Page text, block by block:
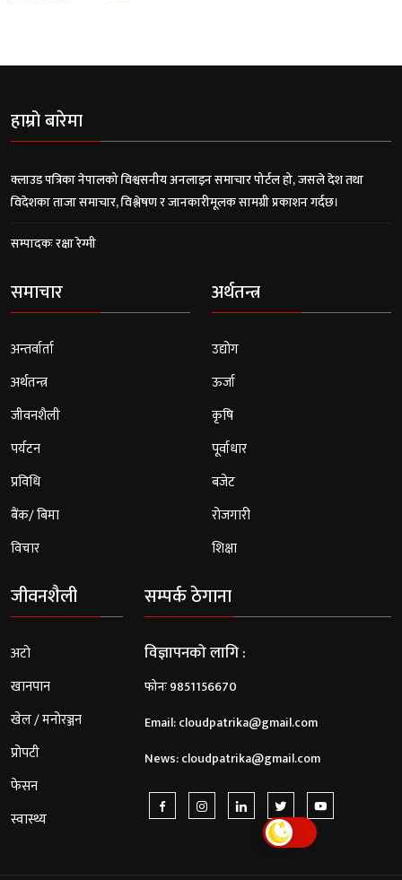
हाम्रो बारेमा
क्लाउड पत्रिका नेपालको विश्वसनीय अनलाइन समाचार पोर्टल हो, जसले देश तथा
विदेशका ताजा समाचार, विश्लेषण र जानकारीमूलक सामग्री प्रकाशन गर्दछ।
सम्पादकः रक्षा रेग्मी
समाचार
अन्तर्वार्ता
अर्थतन्त्र
जीवनशैली
पर्यटन
प्रविधि
बैंक/ बिमा
विचार
अर्थतन्त्र
उद्योग
ऊर्जा
कृषि
पूर्वाधार
बजेट
रोजगारी
शिक्षा
जीवनशैली
अटो
खानपान
खेल / मनोरञ्जन
प्रोपटी
फेसन
स्वास्थ्य
सम्पर्क ठेगाना
विज्ञापनको लागि :
फोनः 9851156670
Email:cloudpatrika@gmail.com
News:cloudpatrika@gmail.com